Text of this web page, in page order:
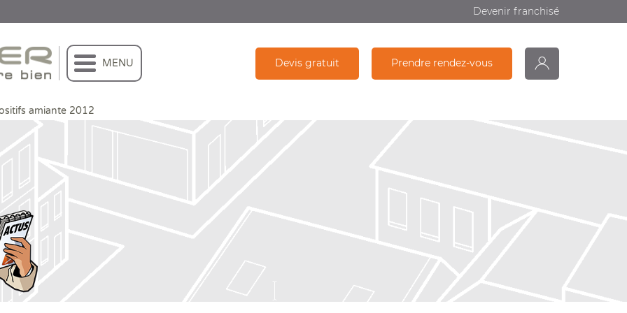
Devenir franchisé
MENU Devis gratuit Prendre rendez-vous
amiante 2012
amiante 2012